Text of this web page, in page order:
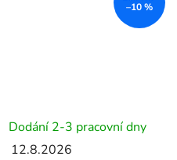
Dodání 2-3 pracovní dny
12.8.2026
–10 %